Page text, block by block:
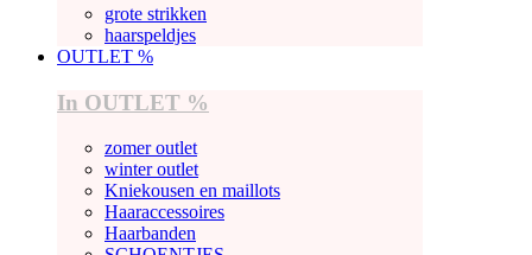
grote strikken
haarspeldjes
OUTLET %
In OUTLET %
zomer outlet
winter outlet
Kniekousen en maillots
Haaraccessoires
Haarbanden